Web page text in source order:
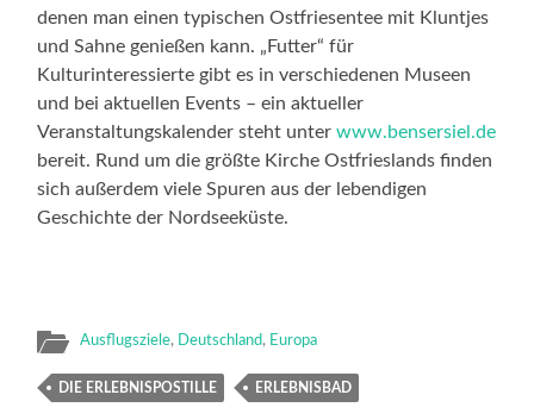
denen man einen typischen Ostfriesentee mit Kluntjes
und Sahne genießen kann. „Futter“ für
Kulturinteressierte gibt es in verschiedenen Museen
und bei aktuellen Events – ein aktueller
Veranstaltungskalender steht unterwww.bensersiel.de
bereit. Rund um die größte Kirche Ostfrieslands finden
sich außerdem viele Spuren aus der lebendigen
Geschichte der Nordseeküste.
Ausflugsziele, Deutschland, Europa
DIE ERLEBNISPOSTILLE ERLEBNISBAD